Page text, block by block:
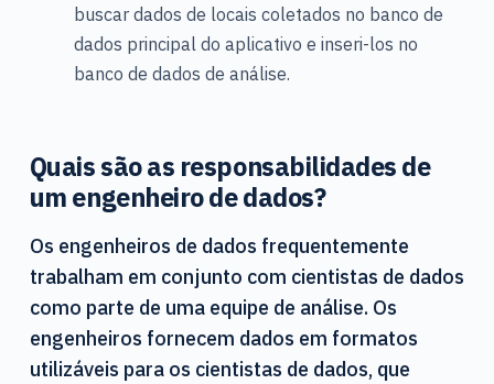
buscar dados de locais coletados no banco de
dados principal do aplicativo e inseri-los no
banco de dados de análise.
Quais são as responsabilidades de
um engenheiro de dados?
Os engenheiros de dados frequentemente
trabalham em conjunto com cientistas de dados
como parte de uma equipe de análise. Os
engenheiros fornecem dados em formatos
utilizáveis para os cientistas de dados, que